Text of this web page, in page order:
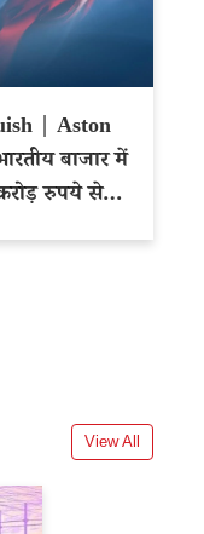
बाजार में
रुपये से
View All